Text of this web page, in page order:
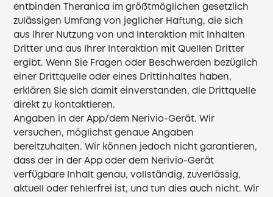
entbinden Theranica im größtmöglichen gesetzlich
zulässigen Umfang von jeglicher Haftung, die sich
aus Ihrer Nutzung von und Interaktion mit Inhalten
Dritter und aus Ihrer Interaktion mit Quellen Dritter
ergibt. Wenn Sie Fragen oder Beschwerden bezüglich
einer Drittquelle oder eines Drittinhaltes haben,
erklären Sie sich damit einverstanden, die Drittquelle
direkt zu kontaktieren.
Angaben in der App/dem Nerivio-Gerät. Wir
versuchen, möglichst genaue Angaben
bereitzuhalten. Wir können jedoch nicht garantieren,
dass der in der App oder dem Nerivio-Gerät
verfügbare Inhalt genau, vollständig, zuverlässig,
aktuell oder fehlerfrei ist, und tun dies auch nicht. Wir